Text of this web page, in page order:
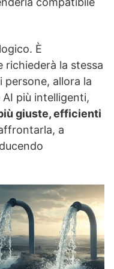
È
richiederà la stessa
persone, allora la
più intelligenti,
giuste, efficienti
a